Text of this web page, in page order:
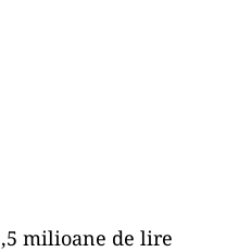
milioane de lire